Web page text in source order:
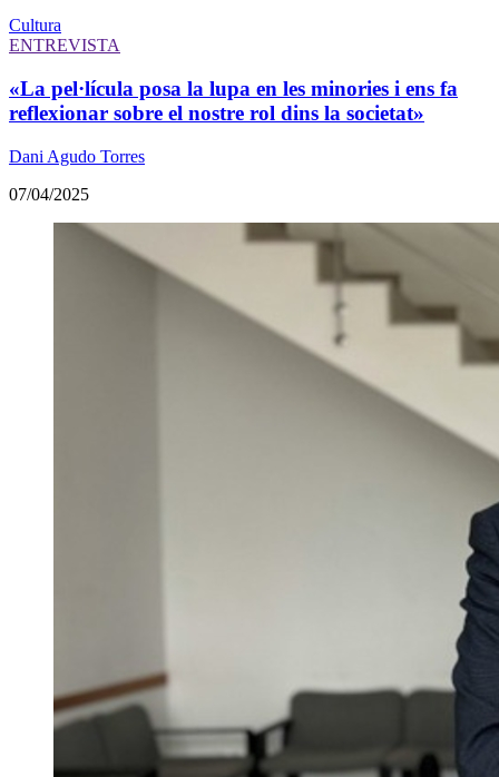
Cultura
ENTREVISTA
«La pel·lícula posa la lupa en les minories i ens fa
reflexionar sobre el nostre rol dins la societat»
Dani Agudo Torres
07/04/2025